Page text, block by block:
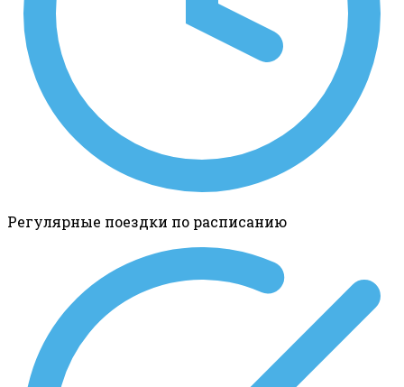
Регулярные поездки по расписанию